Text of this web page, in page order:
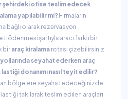
şehirdeki ofise teslim edecek
yapılabilir mi? Firmaların
bağlı olarak rezervasyon
ödenmesi şartıyla aracı farklı bir
bir araç kiralama rotası çizebilirsiniz.
yollarında seyahat ederken araç
lastiği donanımı nasıl teyit edilir?
bölgelere seyahat edeceğinizde,
lastiği takılarak teslim edilen araçları